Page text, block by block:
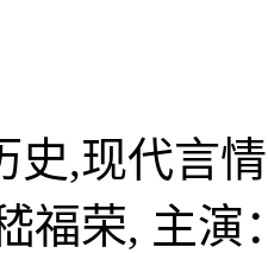
史,现代言
福荣, 主演